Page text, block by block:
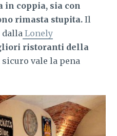
in coppia, sia con
rimasta stupita. Il
dalla Lonely
ristoranti della
sicuro vale la pena